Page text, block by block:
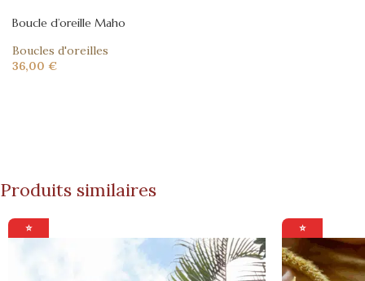
Boucle d’oreille Maho
Boucles d'oreilles
36,00 €
Produits similaires
⭐ ⭐